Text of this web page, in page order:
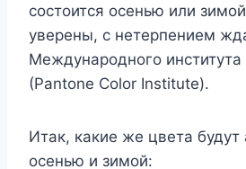
состоится осенью или
уверены, с нетерпением
Международного
(Pantone Color Institute).
Итак, какие же цвета будут
осенью и зимой: